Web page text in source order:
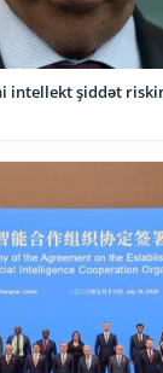
intellekt şiddət